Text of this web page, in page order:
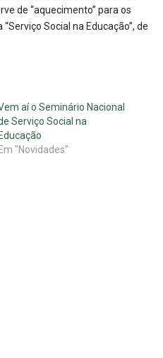
de “aquecimento” para os
Social na Educação”, de
aí o Seminário Nacional
Serviço Social na
Educação
Em "Novidades"